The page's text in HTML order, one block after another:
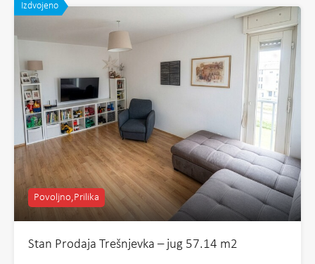
Izdvojeno
Povoljno,Prilika
Stan Prodaja Trešnjevka – jug 57.14 m2